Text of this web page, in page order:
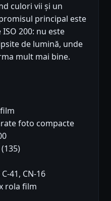
culori vii și un
principal este
200: nu este
de lumină, unde
mult mai bine.
foto compacte
41, CN-16
rola film